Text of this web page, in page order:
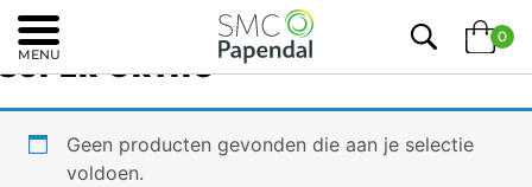
MENU
0
Home/ Super Ortho
SUPER ORTHO
Geen producten gevonden die aan je selectie
voldoen.